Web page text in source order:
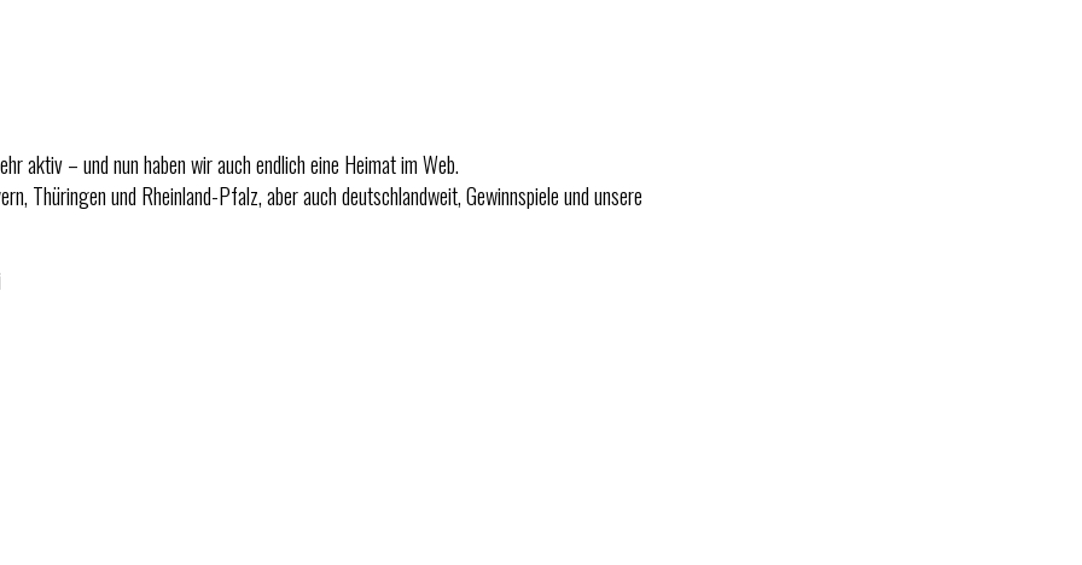
aktiv – und nun haben wir auch endlich eine Heimat im Web.
Thüringen und Rheinland-Pfalz, aber auch deutschlandweit, Gewinnspiele und unsere